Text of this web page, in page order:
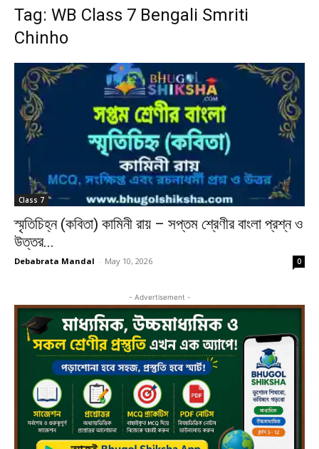
Tag: WB Class 7 Bengali Smriti
Chinho
Class 7
স্মৃতিচিহ্ন (কবিতা) কামিনী রায় – সপ্তম শ্রেণীর বাংলা প্রশ্ন ও
উত্তর...
Debabrata Mandal - May 10, 2026 0
- Advertisement -